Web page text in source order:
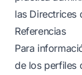
las Directrices
Referencias
Para
de los perfiles